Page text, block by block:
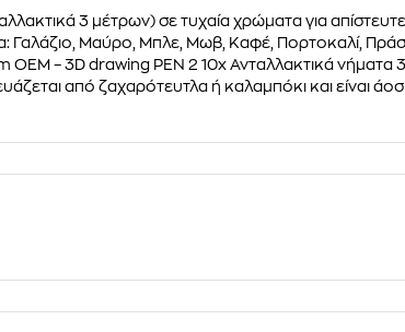
3 μέτρων) σε τυχαία χρώματα για
Γαλάζιο, Μαύρο, Μπλε, Μωβ, Καφέ, Πορτοκαλί,
– 3D drawing PEN 2 10x Ανταλλακτικά νήματα
από ζαχαρότευτλα ή καλαμπόκι και είναι